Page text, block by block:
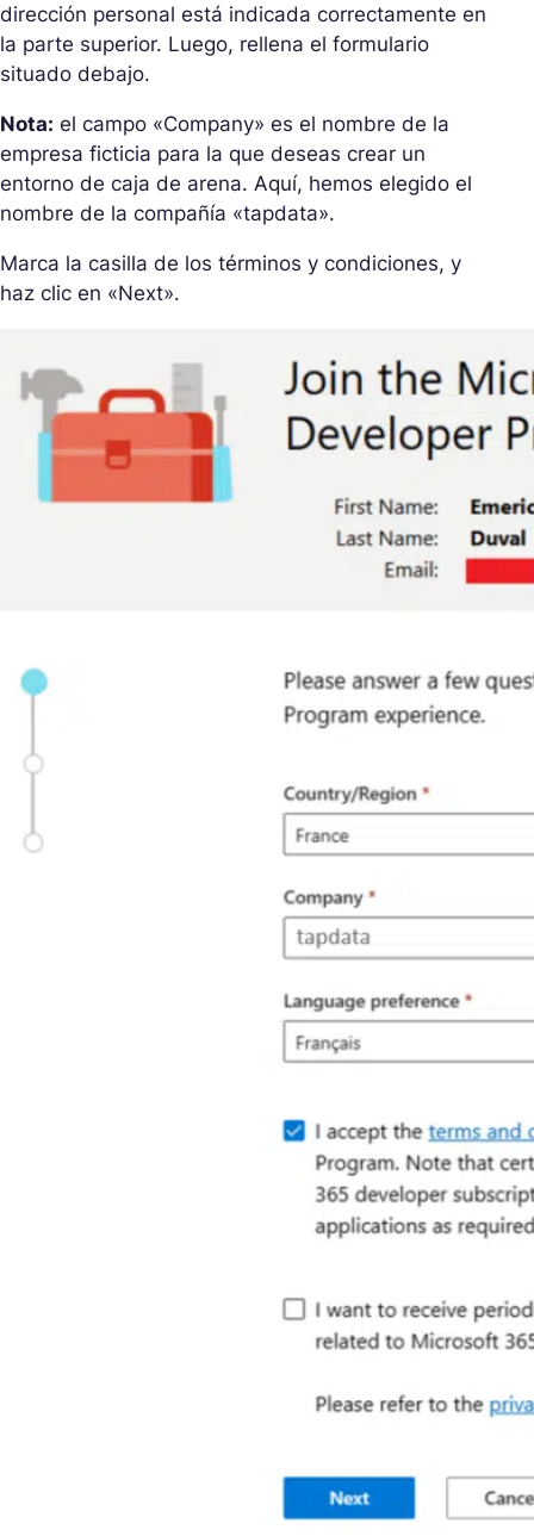
dirección personal está indicada correctamente en
la parte superior. Luego, rellena el formulario
situado debajo.
Nota: el campo «Company» es el nombre de la
empresa ficticia para la que deseas crear un
entorno de caja de arena. Aquí, hemos elegido el
nombre de la compañía «tapdata».
Marca la casilla de los términos y condiciones, y
haz clic en «Next».